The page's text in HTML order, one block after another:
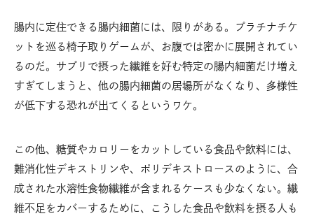
腸内に定住できる腸内細菌には、限りがある。プラチナチケ
ットを巡る椅子取りゲームが、お腹では密かに展開されてい
るのだ。サプリで摂った繊維を好む特定の腸内細菌だけ増え
すぎてしまうと、他の腸内細菌の居場所がなくなり、多様性
が低下する恐れが出てくるというワケ。
この他、糖質やカロリーをカットしている食品や飲料には、
難消化性デキストリンや、ポリデキストロースのように、合
成された水溶性食物繊維が含まれるケースも少なくない。繊
維不足をカバーするために、こうした食品や飲料を摂る人も